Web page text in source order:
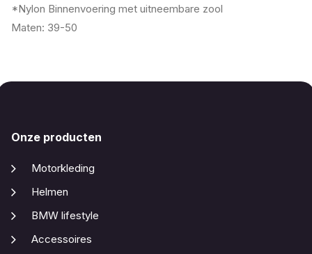
*Nylon Binnenvoering met uitneembare zool
Maten: 39-50
Onze producten
Motorkleding
Helmen
BMW lifestyle
Accessoires